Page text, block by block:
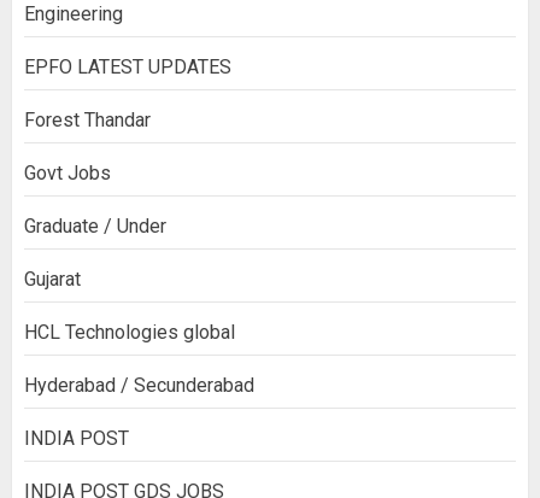
Engineering
EPFO LATEST UPDATES
Forest Thandar
Govt Jobs
Graduate / Under
Gujarat
HCL Technologies global
Hyderabad / Secunderabad
INDIA POST
INDIA POST GDS JOBS